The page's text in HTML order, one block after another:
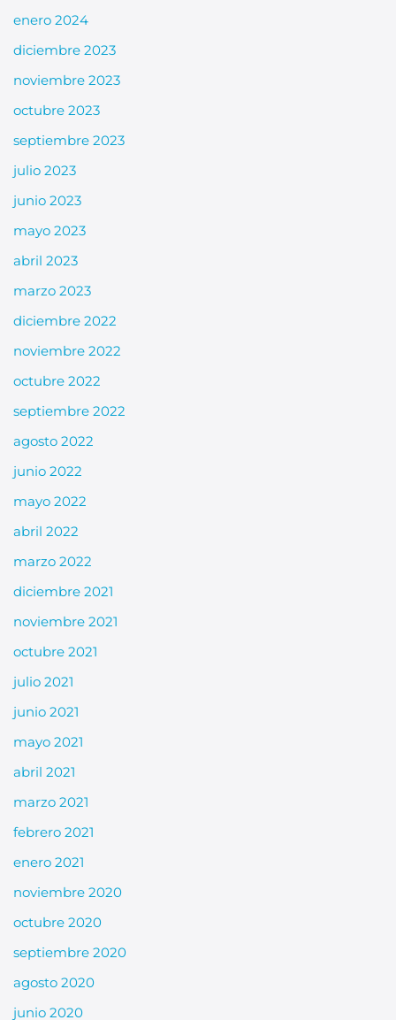
enero 2024
diciembre 2023
noviembre 2023
octubre 2023
septiembre 2023
julio 2023
junio 2023
mayo 2023
abril 2023
marzo 2023
diciembre 2022
noviembre 2022
octubre 2022
septiembre 2022
agosto 2022
junio 2022
mayo 2022
abril 2022
marzo 2022
diciembre 2021
noviembre 2021
octubre 2021
julio 2021
junio 2021
mayo 2021
abril 2021
marzo 2021
febrero 2021
enero 2021
noviembre 2020
octubre 2020
septiembre 2020
agosto 2020
junio 2020